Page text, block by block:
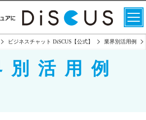
ビジネスチャット DiSCUS【公式】 業界別活用例
別活用例